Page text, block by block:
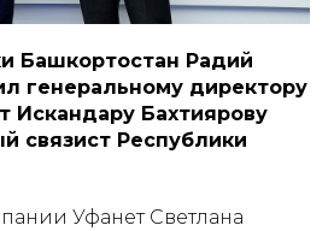
Башкортостан Радий
генеральному директору
Искандару Бахтиярову
связист Республики
Уфанет Светлана